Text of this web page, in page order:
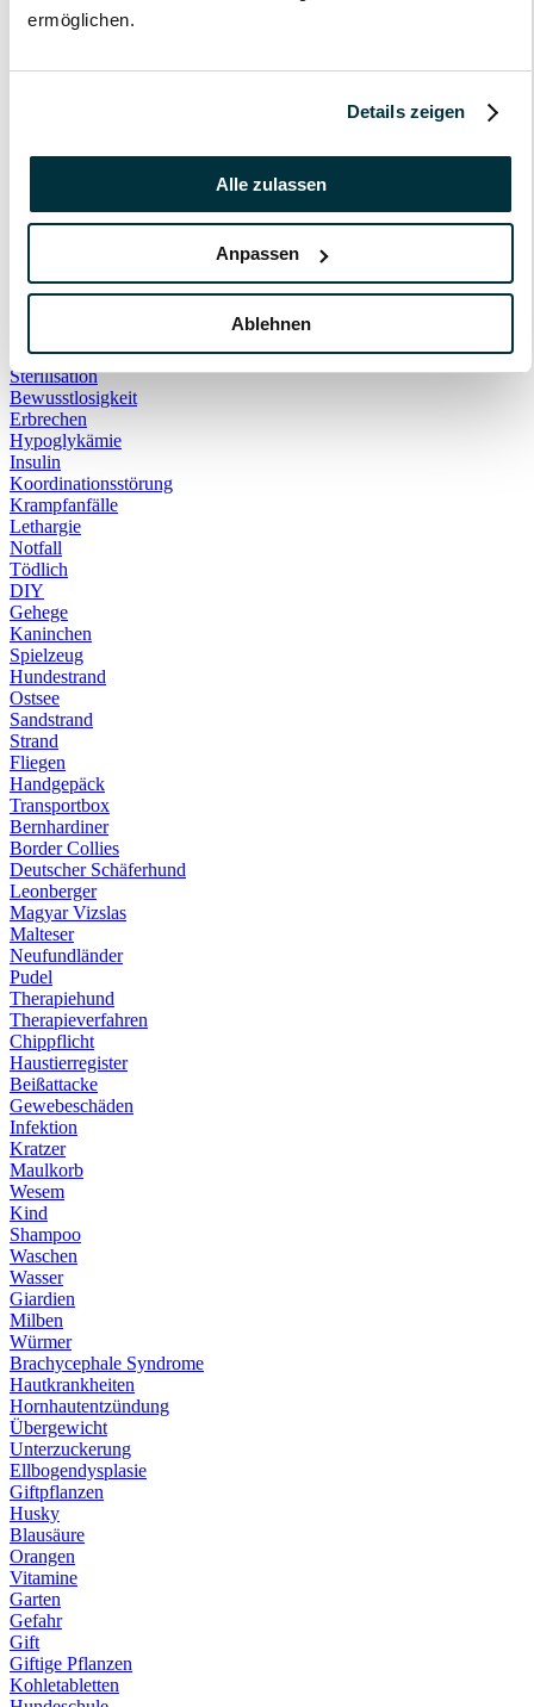
ermöglichen.
Details zeigen
Alle zulassen
Anpassen
Ablehnen
Hauskatze
Kater
Kälte
Schmerzen
Schlafplatz
Anschaffung
Rollig
Sterilisation
Bewusstlosigkeit
Erbrechen
Hypoglykämie
Insulin
Koordinationsstörung
Krampfanfälle
Lethargie
Notfall
Tödlich
DIY
Gehege
Kaninchen
Spielzeug
Hundestrand
Ostsee
Sandstrand
Strand
Fliegen
Handgepäck
Transportbox
Bernhardiner
Border Collies
Deutscher Schäferhund
Leonberger
Magyar Vizslas
Malteser
Neufundländer
Pudel
Therapiehund
Therapieverfahren
Chippflicht
Haustierregister
Beißattacke
Gewebeschäden
Infektion
Kratzer
Maulkorb
Wesem
Kind
Shampoo
Waschen
Wasser
Giardien
Milben
Würmer
Brachycephale Syndrome
Hautkrankheiten
Hornhautentzündung
Übergewicht
Unterzuckerung
Ellbogendysplasie
Giftpflanzen
Husky
Blausäure
Orangen
Vitamine
Garten
Gefahr
Gift
Giftige Pflanzen
Kohletabletten